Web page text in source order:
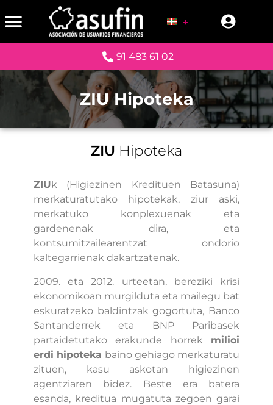
91 483 61 02
ZIU Hipoteka
ZIU Hipoteka
ZIUk (Higiezinen Kredituen Batasuna)
merkaturatutako hipotekak, ziur aski,
merkatuko konplexuenak eta
gardenenak dira, eta
kontsumitzailearentzat ondorio
kaltegarrienak dakartzatenak.
2009. eta 2012. urteetan, bereziki krisi
ekonomikoan murgilduta eta mailegu bat
eskuratzeko baldintzak gogortuta, Banco
Santanderrek eta BNP Paribasek
partaidetutako erakunde horrek milioi
erdi hipoteka baino gehiago merkaturatu
zituen, kasu askotan higiezinen
agentziaren bidez. Beste era batera
esanda, kreditua mugatuta zegoen garai